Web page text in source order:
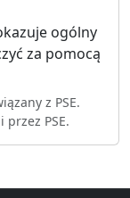
ogólny
za pomocą
z PSE.
PSE.